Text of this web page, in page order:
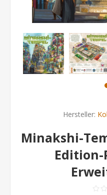
Hersteller:
Minakshi-
Edition-